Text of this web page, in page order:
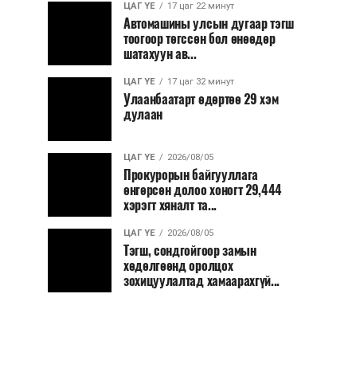
ЦАГ ҮЕ 17 цаг 22 минут
Автомашины улсын дугаар тэгш
тоогоор төгссөн бол өнөөдөр
шатахуун ав...
ЦАГ ҮЕ 17 цаг 32 минут
Улаанбаатарт өдөртөө 29 хэм
дулаан
ЦАГ ҮЕ 2026/08/05
Прокурорын байгууллага
өнгөрсөн долоо хоногт 29,444
хэрэгт хяналт та...
ЦАГ ҮЕ 2026/08/05
Тэгш, сондгойгоор замын
хөдөлгөөнд оролцох
зохицуулалтад хамаарахгүй...